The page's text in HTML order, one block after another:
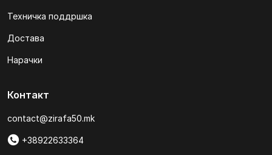
Техничка поддршка
Достава
Нарачки
Контакт
contact@zirafa50.mk
+38922633364